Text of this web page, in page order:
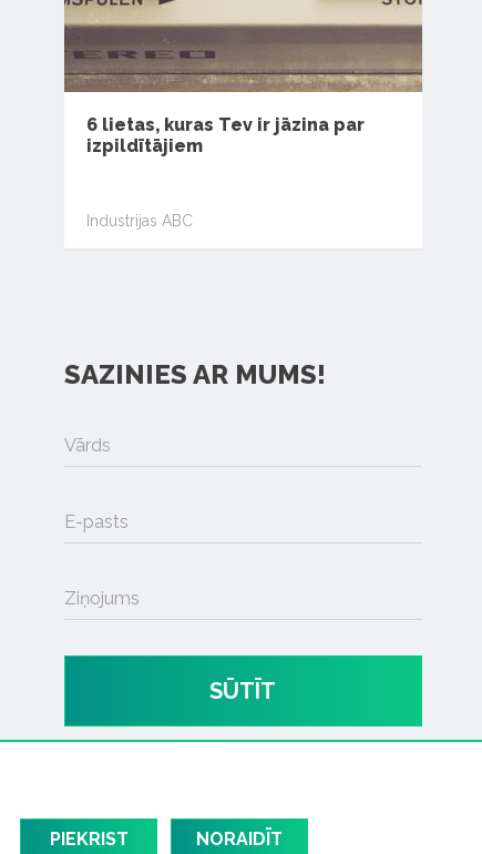
6 lietas, kuras Tev ir jāzina par
izpildītājiem
Industrijas ABC
SAZINIES AR MUMS!
Vārds
E-pasts
Ziņojums
SŪTĪT
PIEKRIST NORAIDĪT